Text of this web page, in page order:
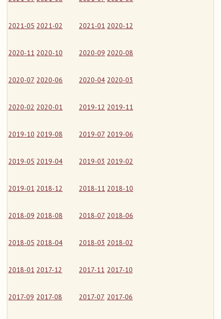
2021-05 2021-02 2021-01 2020-12
2020-11 2020-10 2020-09 2020-08
2020-07 2020-06 2020-04 2020-03
2020-02 2020-01 2019-12 2019-11
2019-10 2019-08 2019-07 2019-06
2019-05 2019-04 2019-03 2019-02
2019-01 2018-12 2018-11 2018-10
2018-09 2018-08 2018-07 2018-06
2018-05 2018-04 2018-03 2018-02
2018-01 2017-12 2017-11 2017-10
2017-09 2017-08 2017-07 2017-06